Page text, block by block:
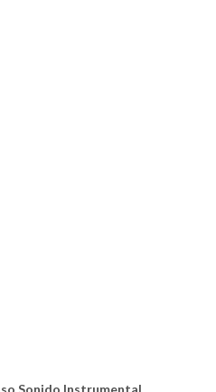
Sonido Instrumental